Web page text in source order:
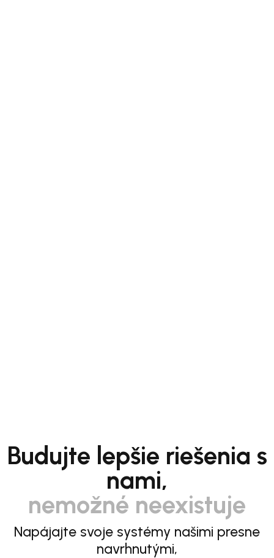
Budujte lepšie riešenia s
nami,
nemožné neexistuje
Napájajte svoje systémy našimi presne
navrhnutými,